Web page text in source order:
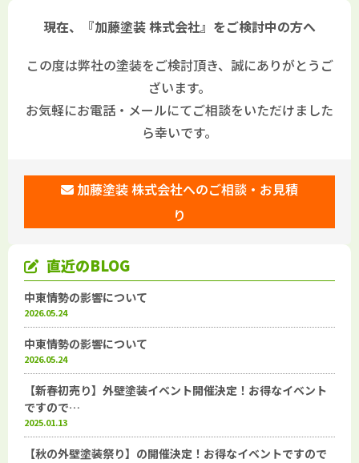
現在、『加藤塗装 株式会社』をご検討中の方へ
この度は弊社の塗装をご検討頂き、誠にありがとうご
ざいます。
お気軽にお電話・メールにてご相談をいただけました
ら幸いです。
加藤塗装 株式会社へのご相談・お見積
り
直近のBLOG
中東情勢の影響について
2026.05.24
中東情勢の影響について
2026.05.24
【新春初売り】外壁塗装イベント開催決定！お得なイベント
ですので…
2025.01.13
【秋の外壁塗装祭り】の開催決定！お得なイベントですので